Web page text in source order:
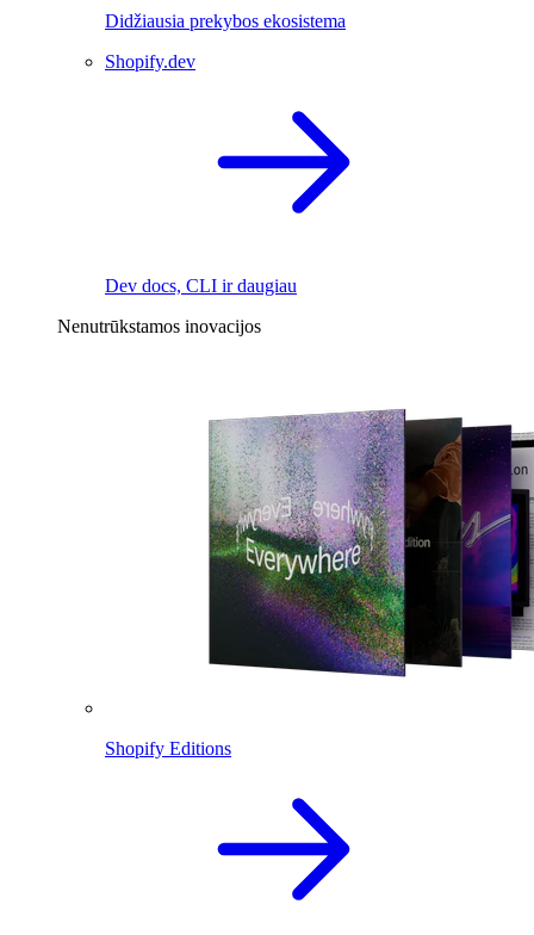
Didžiausia prekybos ekosistema
Shopify.dev
Dev docs, CLI ir daugiau
Nenutrūkstamos inovacijos
Shopify Editions